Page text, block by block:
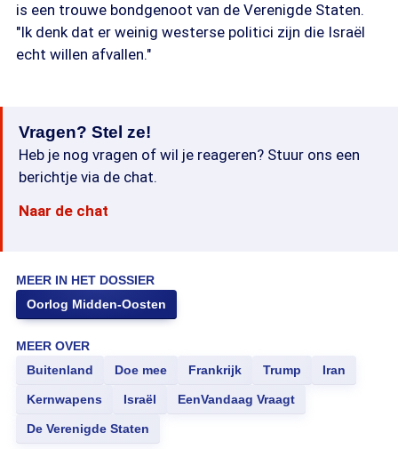
is een trouwe bondgenoot van de Verenigde Staten.
"Ik denk dat er weinig westerse politici zijn die Israël
echt willen afvallen."
Vragen? Stel ze!
Heb je nog vragen of wil je reageren? Stuur ons een
berichtje via de chat.
Naar de chat
MEER IN HET DOSSIER
Oorlog Midden-Oosten
MEER OVER
Buitenland
Doe mee Frankrijk Trump Iran
Kernwapens Israël EenVandaag Vraagt
De Verenigde Staten